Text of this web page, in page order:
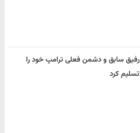
رفیق سابق و دشمن فعلی ترامپ خود را
تسلیم کرد